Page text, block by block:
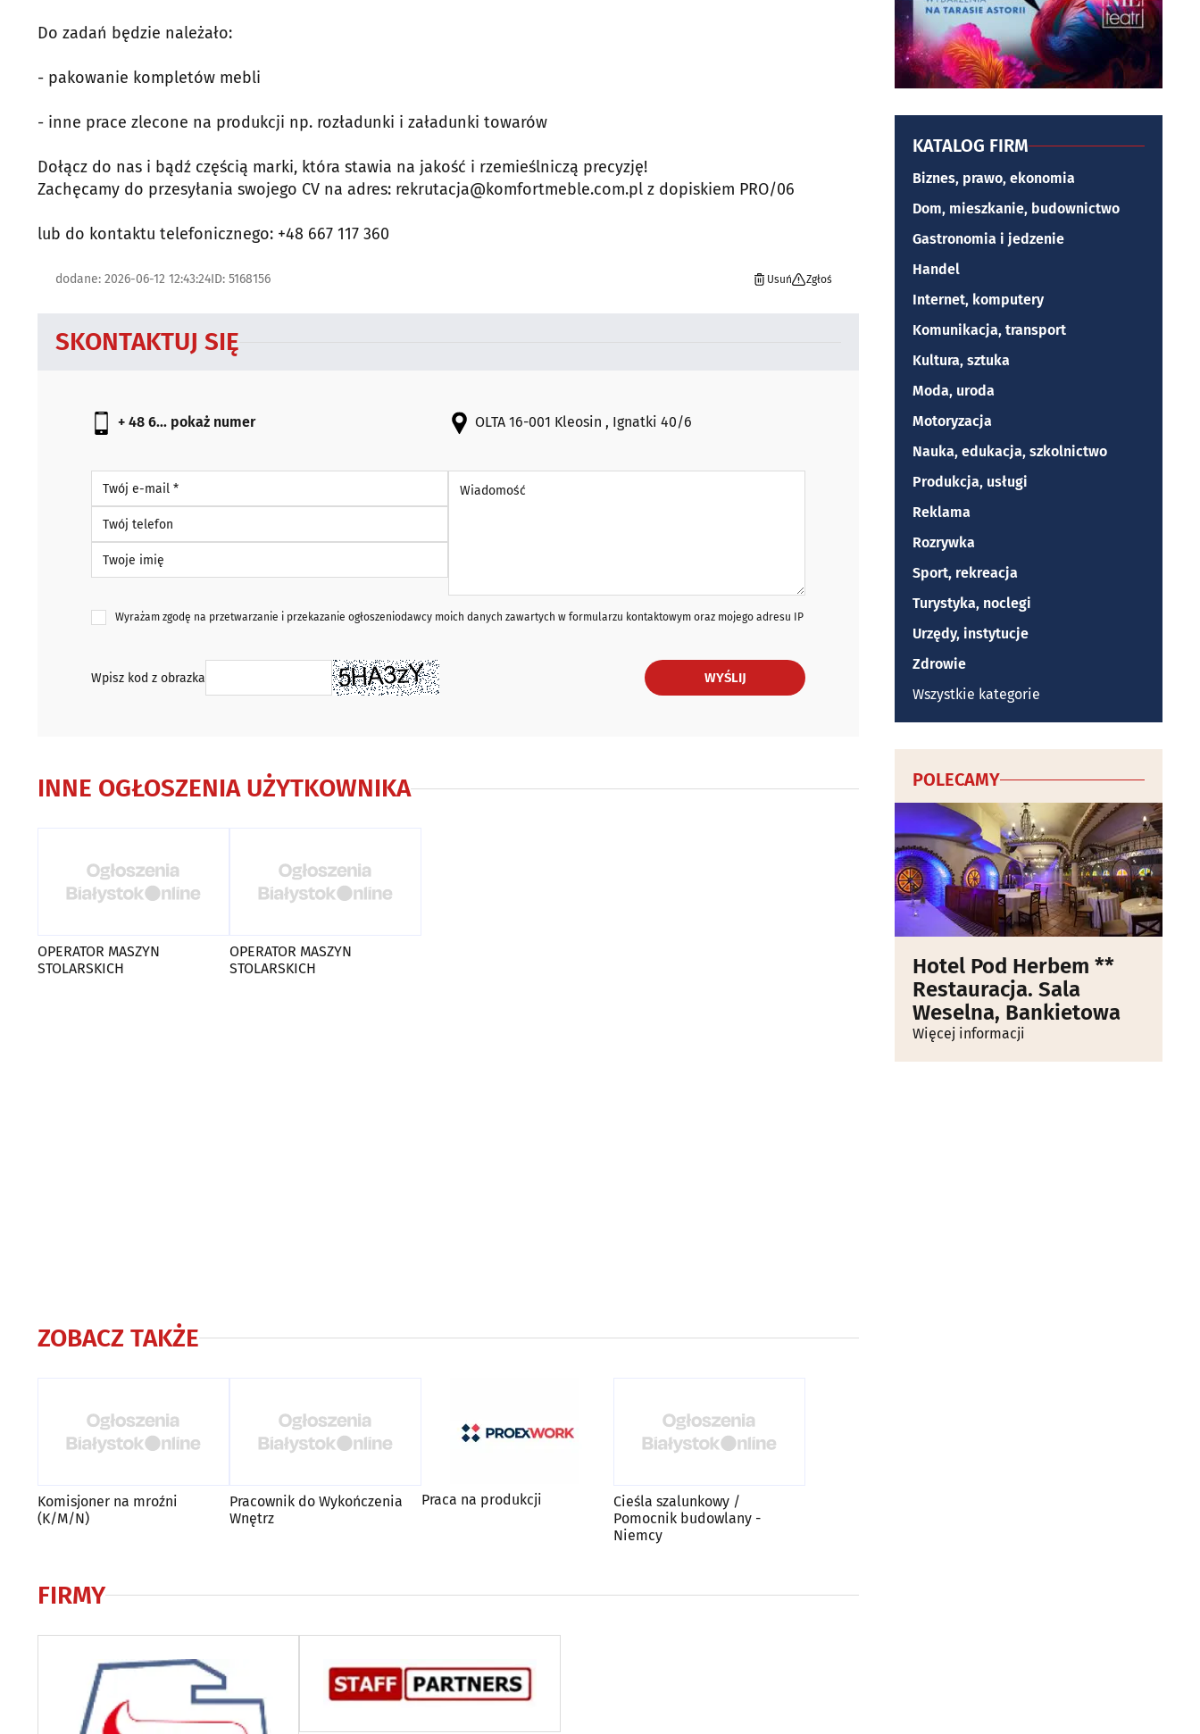
Do zadań będzie należało:
- pakowanie kompletów mebli
- inne prace zlecone na produkcji np. rozładunki i załadunki towarów
Dołącz do nas i bądź częścią marki, która stawia na jakość i rzemieślniczą precyzję!
Zachęcamy do przesyłania swojego CV na adres: rekrutacja@komfortmeble.com.pl z dopiskiem PRO/06
lub do kontaktu telefonicznego: +48 667 117 360
dodane: 2026-06-12 12:43:24ID: 5168156 Usuń Zgłoś
SKONTAKTUJ SIĘ
+ 48 6... pokaż numer OLTA 16-001 Kleosin , Ignatki 40/6
Wyrażam zgodę na przetwarzanie i przekazanie ogłoszeniodawcy moich danych zawartych w formularzu kontaktowym oraz mojego adresu IP
Wpisz kod z obrazka WYŚLIJ
INNE OGŁOSZENIA UŻYTKOWNIKA
OPERATOR MASZYN
STOLARSKICH
OPERATOR MASZYN
STOLARSKICH
ZOBACZ TAKŻE
Komisjoner na mroźni
(K/M/N)
Pracownik do Wykończenia
Wnętrz
Praca na produkcji
Cieśla szalunkowy /
Pomocnik budowlany -
Niemcy
FIRMY
KATALOG FIRM
Biznes, prawo, ekonomia
Dom, mieszkanie, budownictwo
Gastronomia i jedzenie
Handel
Internet, komputery
Komunikacja, transport
Kultura, sztuka
Moda, uroda
Motoryzacja
Nauka, edukacja, szkolnictwo
Produkcja, usługi
Reklama
Rozrywka
Sport, rekreacja
Turystyka, noclegi
Urzędy, instytucje
Zdrowie
Wszystkie kategorie
POLECAMY
Hotel Pod Herbem **
Restauracja. Sala
Weselna, Bankietowa
Więcej informacji